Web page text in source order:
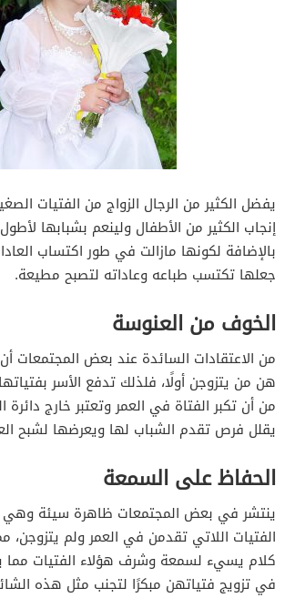
يفضل الكثير من الرجال الزواج من الفتيات
إنجاب الكثير من الأطفال ولينعم بشبابها
بالإضافة لكونها مازالت في طور اكتساب
جعلها تكتسب طباعه وعاداته لتصبح مطيعة.
الخوف من العنوسة
من الاعتقادات السائدة عند بعض المجتمعات
هن من يتزوجن أولًا، فلذلك تدفع الأسر
من أن تكبر الفتاة في العمر وتعتبر خارج دائرة
يقلل فرص تقدم الشباب لها ويعرضها لشبح
الحفاظ على السمعة
ينتشر في بعض المجتمعات ظاهرة سيئة
الفتيات اللاتي تقدمن في العمر ولم يتزوجن،
كلام يسيء لسمعة وشرف هؤلاء الفتيات مما
في تزويج فتياتهن مبكرًا لتجنب مثل هذه